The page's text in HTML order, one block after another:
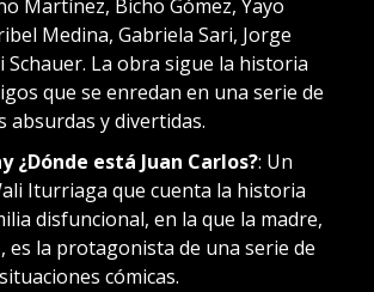
Martínez, Bicho Gómez, Yayo
Medina, Gabriela Sari, Jorge
Schauer. La obra sigue la historia
que se enredan en una serie de
absurdas y divertidas.
¿Dónde está Juan Carlos?: Un
Iturriaga que cuenta la historia
disfuncional, en la que la madre,
es la protagonista de una serie de
cómicas.